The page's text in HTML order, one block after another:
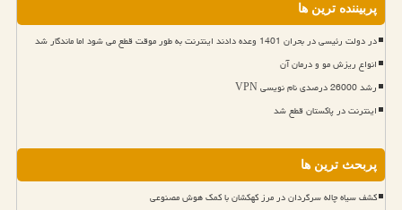
پربیننده ترین ها
در دولت رئیسی در بحران 1401 وعده دادند اینترنت به طور موقت قطع می شود اما ماندگار شد
انواع ریزش مو و درمان آن
رشد 26000 درصدی نام نویسی VPN
اینترنت در پاکستان قطع شد
پربحث ترین ها
کشف سیاه چاله سرگردان در مرز کهکشان با کمک هوش مصنوعی